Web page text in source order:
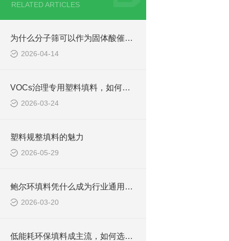
RELATED ARTICLES
为什么分子筛可以作为固体酸催化剂？
2026-04-14
VOCs治理专用塑料填料，如何兼顾耐腐与抗堵双重需求
2026-03-24
塑料规整填料的魅力
2026-05-29
鲍尔环填料凭什么成为行业通用款？核心优势全解析
2026-03-20
低能耗环保填料成主流，如何选填料实现设备节能降碳